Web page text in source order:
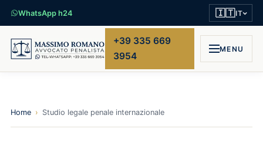
WhatsApp h24 🇮🇹IT
+39 335 669
3954
MENU
Home › Studio legale penale internazionale